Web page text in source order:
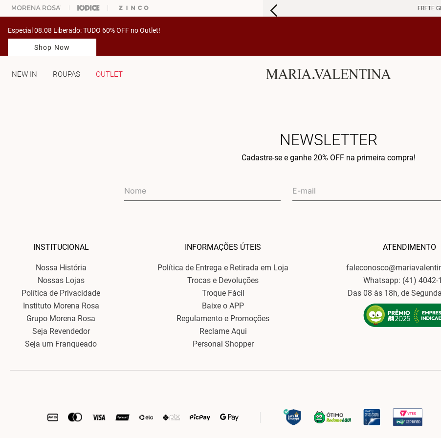
ESCOLHER SEU LOOK? FALE COM NOSSA PERSONAL SHOPPER. FRETE
Especial 08.08 Liberado: TUDO 60% OFF no Outlet!
Shop Now
NEW IN ROUPAS OUTLET
NEWSLETTER
Cadastre-se e ganhe 20% OFF na primeira compra!
INSTITUCIONAL
Nossa História
Nossas Lojas
Política de Privacidade
Instituto Morena Rosa
Grupo Morena Rosa
Seja Revendedor
Seja um Franqueado
INFORMAÇÕES ÚTEIS
Política de Entrega e Retirada em Loja
Trocas e Devoluções
Troque Fácil
Baixe o APP
Regulamento e Promoções
Reclame Aqui
Personal Shopper
ATENDIMENTO
Whatsapp: (41) 4042-
Das 08 às 18h, de